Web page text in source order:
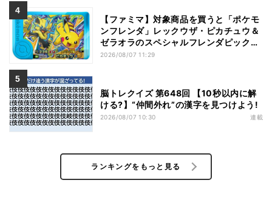
【ファミマ】対象商品を買うと「ポケモ
ンフレンダ」レックウザ・ピカチュウ＆
ゼラオラのスペシャルフレンダピックが
もらえるキャンペーン
2026/08/07 11:29
脳トレクイズ 第648回 【10秒以内に解
ける?】“仲間外れ”の漢字を見つけよう!
2026/08/07 10:30 連載
ランキングをもっと見る